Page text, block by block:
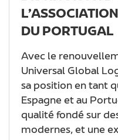
DU PORTUGAL
Avec le
Universal Global
sa position en tant
Espagne et au
qualité fondé sur
modernes, et une